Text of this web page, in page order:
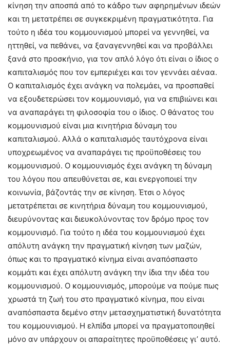
κίνηση την αποσπά από το κάδρο των αφηρημένων ιδεών
και τη μετατρέπει σε συγκεκριμένη πραγματικότητα. Για
τούτο η ιδέα του κομμουνισμού μπορεί να γεννηθεί, να
ηττηθεί, να πεθάνει, να ξαναγεννηθεί και να προβάλλει
ξανά στο προσκήνιο, για τον απλό λόγο ότι είναι ο ίδιος ο
καπιταλισμός που τον εμπεριέχει και τον γεννάει αέναα.
Ο καπιταλισμός έχει ανάγκη να πολεμάει, να προσπαθεί
να εξουδετερώσει τον κομμουνισμό, για να επιβιώνει και
να αναπαράγει τη φιλοσοφία του ο ίδιος. Ο θάνατος του
κομμουνισμού είναι μια κινητήρια δύναμη του
καπιταλισμού. Αλλά ο καπιταλισμός ταυτόχρονα είναι
υποχρεωμένος να αναπαράγει τις προϋποθέσεις του
κομμουνισμού. Ο κομμουνισμός έχει ανάγκη τη δύναμη
του λόγου που απευθύνεται σε, και ενεργοποιεί την
κοινωνία, βάζοντάς την σε κίνηση. Έτσι ο λόγος
μετατρέπεται σε κινητήρια δύναμη του κομμουνισμού,
διευρύνοντας και διευκολύνοντας τον δρόμο προς τον
κομμουνισμό. Για τούτο η ιδέα του κομμουνισμού έχει
απόλυτη ανάγκη την πραγματική κίνηση των μαζών,
όπως και το πραγματικό κίνημα είναι αναπόσπαστο
κομμάτι και έχει απόλυτη ανάγκη την ίδια την ιδέα του
κομμουνισμού. Ο κομμουνισμός, μπορούμε να πούμε πως
χρωστά τη ζωή του στο πραγματικό κίνημα, που είναι
αναπόσπαστα δεμένο στην μετασχηματιστική δυνατότητα
του κομμουνισμού. Η ελπίδα μπορεί να πραγματοποιηθεί
μόνο αν υπάρχουν οι απαραίτητες προϋποθέσεις γι’ αυτό.